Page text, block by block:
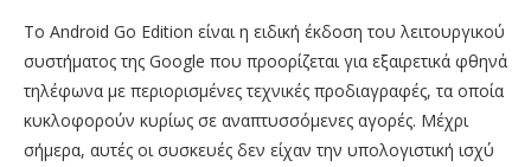
Το Android Go Edition είναι η ειδική έκδοση του λειτουργικού
συστήματος της Google που προορίζεται για εξαιρετικά φθηνά
τηλέφωνα με περιορισμένες τεχνικές προδιαγραφές, τα οποία
κυκλοφορούν κυρίως σε αναπτυσσόμενες αγορές. Μέχρι
σήμερα, αυτές οι συσκευές δεν είχαν την υπολογιστική ισχύ